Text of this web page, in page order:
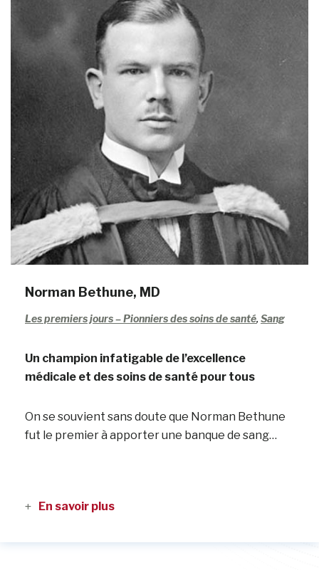
Norman Bethune, MD
Les premiers jours – Pionniers des soins de santé, Sang
Un champion infatigable de l’excellence
médicale et des soins de santé pour tous
On se souvient sans doute que Norman Bethune
fut le premier à apporter une banque de sang…
En savoir plus